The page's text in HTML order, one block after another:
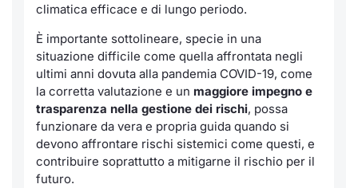
climatica efficace e di lungo periodo.
È importante sottolineare, specie in una
situazione difficile come quella affrontata negli
ultimi anni dovuta alla pandemia COVID-19, come
la corretta valutazione e un maggiore impegno e
trasparenza nella gestione dei rischi, possa
funzionare da vera e propria guida quando si
devono affrontare rischi sistemici come questi, e
contribuire soprattutto a mitigarne il rischio per il
futuro.